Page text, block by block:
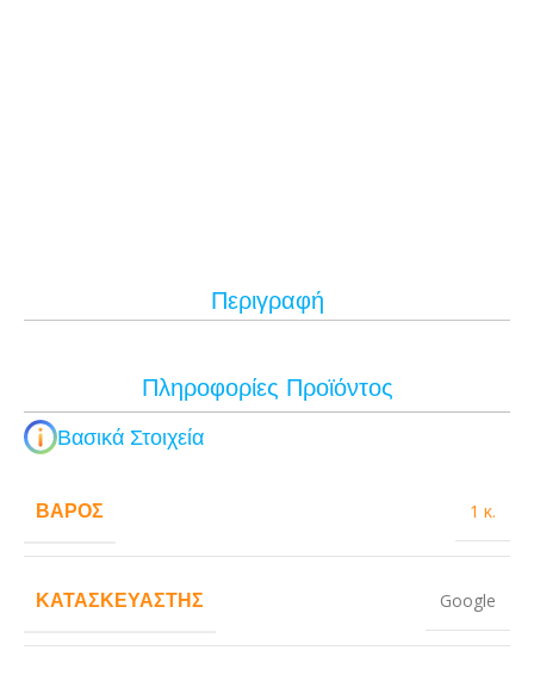
Περιγραφή
Πληροφορίες Προϊόντος
Βασικά Στοιχεία
ΒΆΡΟΣ 1 κ.
ΚΑΤΑΣΚΕΥΑΣΤΉΣ Google